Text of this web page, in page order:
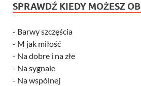
SPRAWDŹ KIEDY MOŻESZ
- Barwy szczęścia
- M jak miłość
- Na dobre i na złe
- Na sygnale
- Na wspólnej